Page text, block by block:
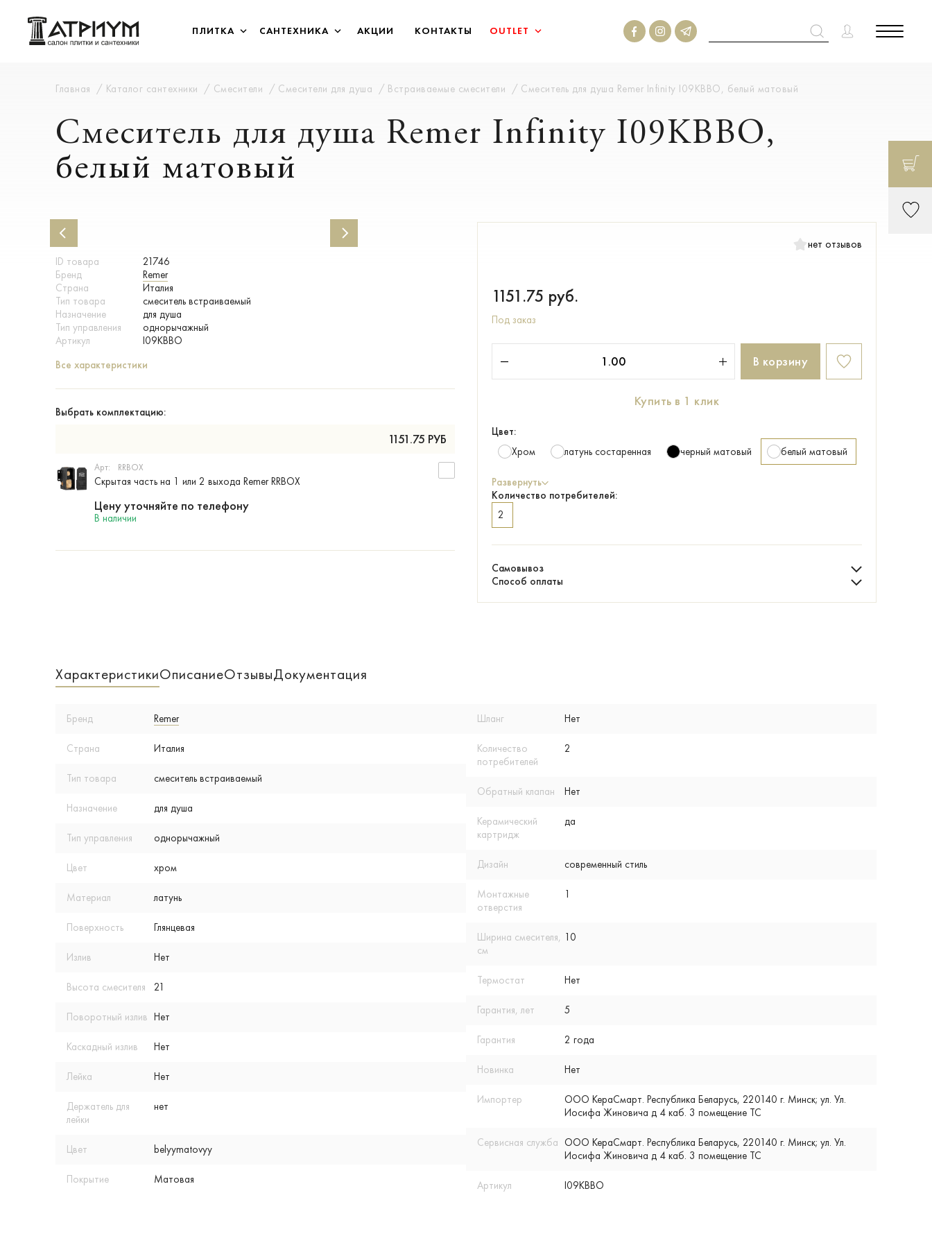
ПЛИТКА САНТЕХНИКА АКЦИИ КОНТАКТЫ OUTLET
Главная Каталог сантехники Смесители Смесители для душа Встраиваемые смесители Смеситель для душа Remer Infinity I09KBBO, белый матовый
Смеситель для душа Remer Infinity I09KBBO,
белый матовый
ID товара
21746
Бренд
Remer
Страна
Италия
Тип товара
смеситель встраиваемый
Назначение
для душа
Тип управления
однорычажный
Артикул
I09KBBO
Все характеристики
Выбрать комплектацию:
1151.75 РУБ
Скрытая часть на 1 или 2 выхода Remer RRBOX
Арт: RRBOX
В наличии
Цену уточняйте по телефону
нет отзывов
1151.75 руб.
Под заказ
В корзину
Купить в 1 клик
Цвет:
Хром
латунь состаренная черный матовый белый матовый
Развернуть
Количество потребителей:
2
Самовывоз
Способ оплаты
ХарактеристикиОписаниеОтзывыДокументация
Бренд Remer
Страна Италия
Тип товара смеситель встраиваемый
Назначение для душа
Тип управления однорычажный
Цвет хром
Материал латунь
Поверхность Глянцевая
Излив Нет
Высота смесителя 21
Поворотный излив Нет
Каскадный излив Нет
Лейка Нет
Держатель для
лейки
нет
Цвет belyymatovyy
Покрытие Матовая
Шланг Нет
Количество
потребителей
2
Обратный клапан Нет
Керамический
картридж
да
Дизайн современный стиль
Монтажные
отверстия
1
Ширина смесителя,
см
10
Термостат Нет
Гарантия, лет 5
Гарантия 2 года
Новинка Нет
Импортер
ООО КераСмарт. Республика Беларусь, 220140 г. Минск; ул. Ул.
Иосифа Жиновича д 4 каб. 3 помещение ТС
Сервисная служба ООО КераСмарт. Республика Беларусь, 220140 г. Минск; ул. Ул.
Иосифа Жиновича д 4 каб. 3 помещение ТС
Артикул I09KBBO